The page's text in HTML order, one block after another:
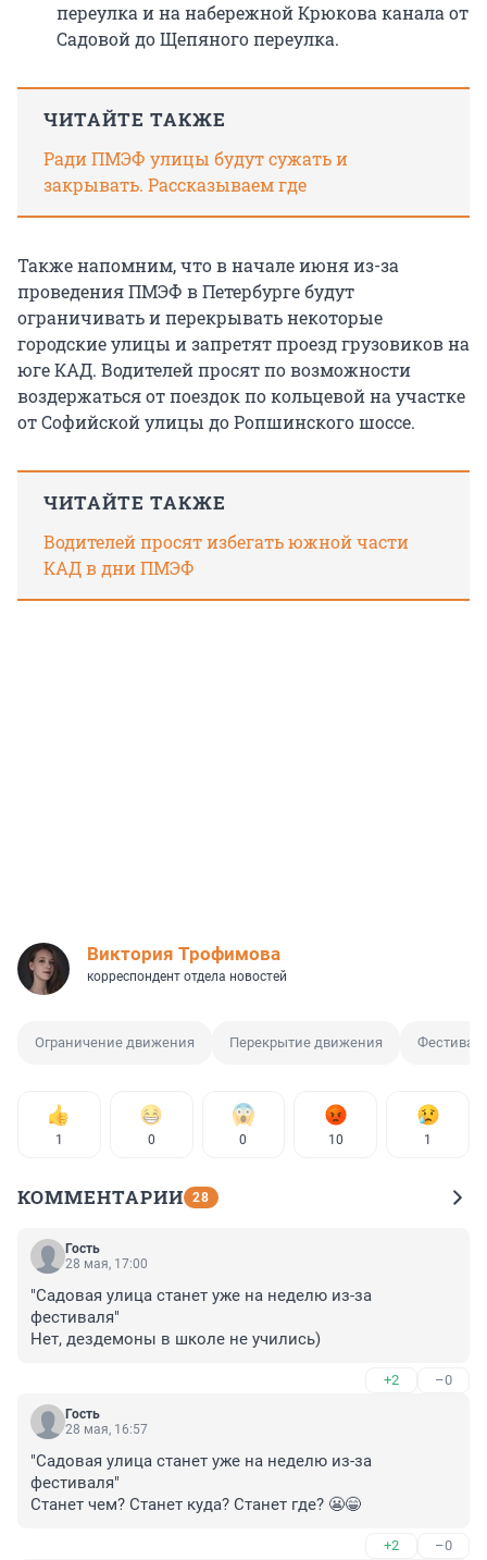
переулка и на набережной Крюкова канала от
Садовой до Щепяного переулка.
ЧИТАЙТЕ ТАКЖЕ
Ради ПМЭФ улицы будут сужать и
закрывать. Рассказываем где
Также напомним, что в начале июня из-за
проведения ПМЭФ в Петербурге будут
ограничивать и перекрывать некоторые
городские улицы и запретят проезд грузовиков на
юге КАД. Водителей просят по возможности
воздержаться от поездок по кольцевой на участке
от Софийской улицы до Ропшинского шоссе.
ЧИТАЙТЕ ТАКЖЕ
Водителей просят избегать южной части
КАД в дни ПМЭФ
Виктория Трофимова
корреспондент отдела новостей
Ограничение движения Перекрытие движения
1 0 0 10 1
КОММЕНТАРИИ 28
Гость
28 мая, 17:00
"Садовая улица станет уже на неделю из-за
фестиваля"
Нет, дездемоны в школе не учились)
+2 –0
Гость
28 мая, 16:57
"Садовая улица станет уже на неделю из-за
фестиваля"
Станет чем? Станет куда? Станет где? 😬😁
+2 –0